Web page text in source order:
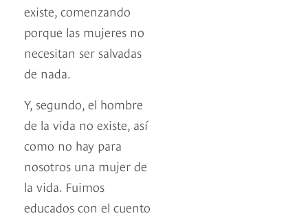
existe, comenzando
porque las mujeres no
necesitan ser salvadas
de nada.
Y, segundo, el hombre
de la vida no existe, así
como no hay para
nosotros una mujer de
la vida. Fuimos
educados con el cuento